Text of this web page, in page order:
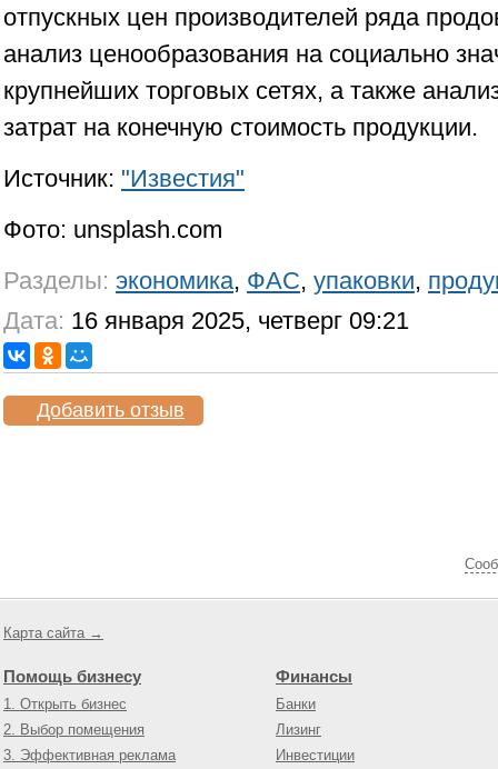
отпускных цен производителей ряда
анализ ценообразования на социально
крупнейших торговых сетях, а также
затрат на конечную стоимость продукции.
Источник: "Известия"
Фото: unsplash.com
Разделы: экономика, ФАС, упаковки,
Дата: 16 января 2025, четверг 09:21
Добавить отзыв
Карта сайта →
Помощь бизнесу
1. Открыть бизнес
2. Выбор помещения
3. Эффективная реклама
Финансы
Банки
Лизинг
Инвестиции